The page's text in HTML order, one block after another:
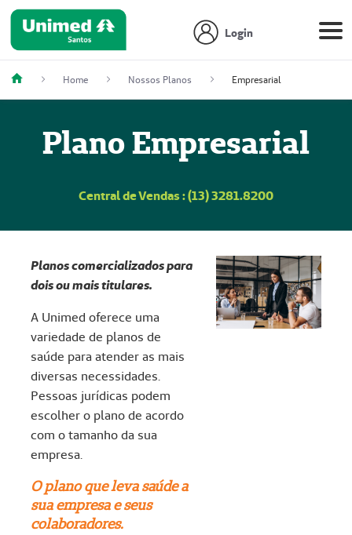
Login
Home Nossos Planos Empresarial
Plano Empresarial
Central de Vendas : (13) 3281.8200
Planos comercializados para
dois ou mais titulares.
A Unimed oferece uma
variedade de planos de
saúde para atender as mais
diversas necessidades.
Pessoas jurídicas podem
escolher o plano de acordo
com o tamanho da sua
empresa.
O plano que leva saúde a
sua empresa e seus
colaboradores.